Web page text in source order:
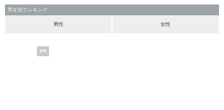
男女別ランキング
男性 女性
PR